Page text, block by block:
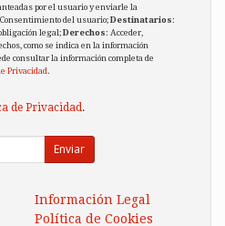
por el usuario y enviarle la
del usuario;Destinatarios:
legal;Derechos: Acceder,
como se indica en la información
consultar la información completa de
Privacidad.
de Privacidad .
Enviar
Información Legal
Política de Cookies